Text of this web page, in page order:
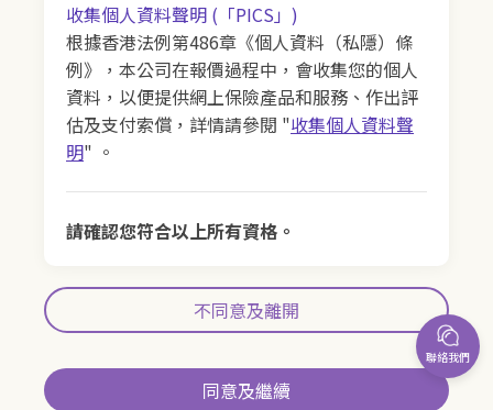
收集個人資料聲明 (「PICS」)
根據香港法例第486章《個人資料（私隱）條
例》，本公司在報價過程中，會收集您的個人
資料，以便提供網上保險產品和服務、作出評
估及支付索償，詳情請參閱 "收集個人資料聲
明" 。
請確認您符合以上所有資格。
不同意及離開
同意及繼續
聯絡我們